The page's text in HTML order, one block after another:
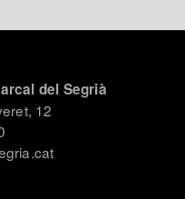
del Segrià
12